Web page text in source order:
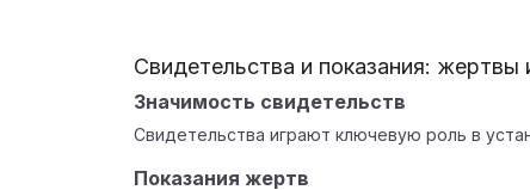
Свидетельства и показания: жертвы
Значимость свидетельств
Свидетельства играют ключевую роль в
Показания жертв